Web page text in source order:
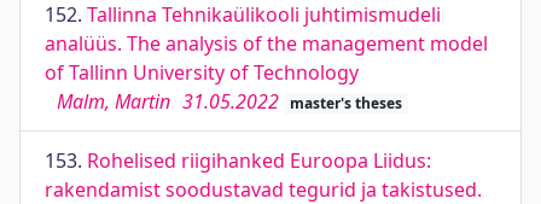
152. Tallinna Tehnikaülikooli juhtimismudeli
analüüs. The analysis of the management model
of Tallinn University of Technology
Malm, Martin 31.05.2022 master's theses
153. Rohelised riigihanked Euroopa Liidus:
rakendamist soodustavad tegurid ja takistused.